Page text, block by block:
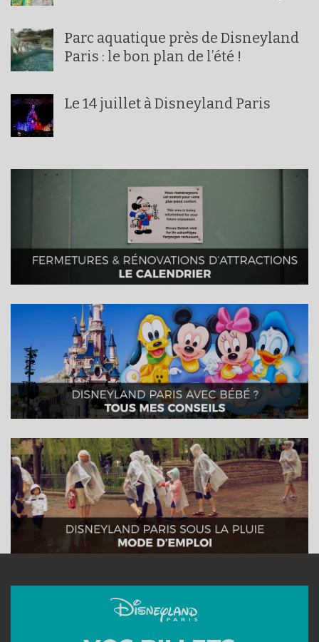
Parc aquatique près de Disneyland
Paris : le bon plan de l’été !
Le 14 juillet à Disneyland Paris